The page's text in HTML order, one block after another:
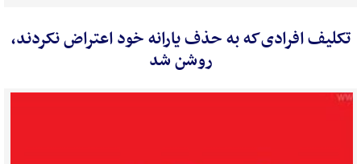
تکلیف افرادی‌که به حذف یارانه خود اعتراض نکردند،
روشن شد